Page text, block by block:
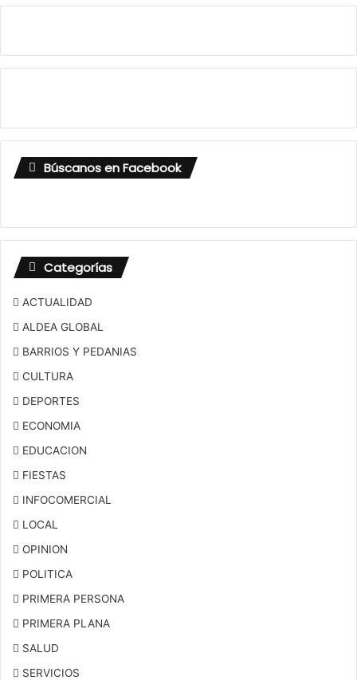
Búscanos en Facebook
Categorías
ACTUALIDAD
ALDEA GLOBAL
BARRIOS Y PEDANIAS
CULTURA
DEPORTES
ECONOMIA
EDUCACION
FIESTAS
INFOCOMERCIAL
LOCAL
OPINION
POLITICA
PRIMERA PERSONA
PRIMERA PLANA
SALUD
SERVICIOS